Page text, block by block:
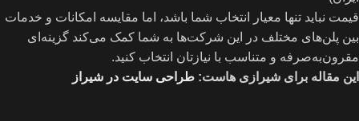
قیمت نباید تنها معیار انتخاب شما باشد، اما مقایسه امکانات و خدمات
بین پلن‌های مختلف در این شرکت‌ها به شما کمک می‌کند گزینه‌ای
مقرون‌به‌صرفه و متناسب با نیازتان انتخاب کنید.
این مقاله برای شیرازی هاست: طراحی سایت در شیراز